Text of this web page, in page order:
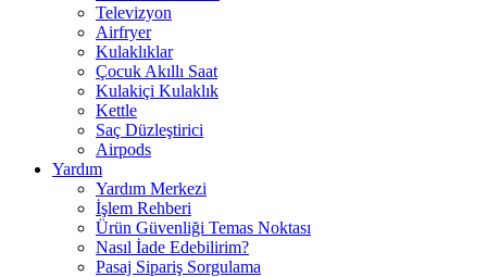
Televizyon
Airfryer
Kulaklıklar
Çocuk Akıllı Saat
Kulakiçi Kulaklık
Kettle
Saç Düzleştirici
Airpods
Yardım
Yardım Merkezi
İşlem Rehberi
Ürün Güvenliği Temas Noktası
Nasıl İade Edebilirim?
Pasaj Sipariş Sorgulama